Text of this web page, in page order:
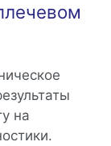
на